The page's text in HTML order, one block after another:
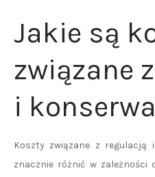
Jakie są
związane
i
Koszty związane z
znacznie różnić w